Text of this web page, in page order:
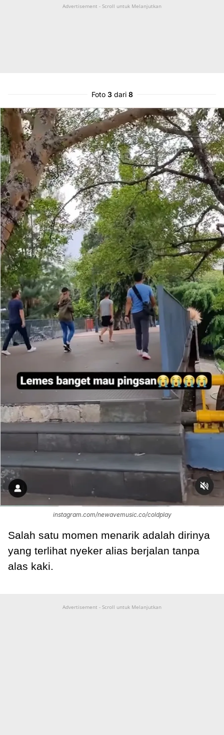
Advertisement - Scroll untuk Melanjutkan
Foto 3dari 8
instagram.com/newavemusic.co/coldplay
Salah satu momen menarik adalah dirinya
yang terlihat nyeker alias berjalan tanpa
alas kaki.
Advertisement - Scroll untuk Melanjutkan